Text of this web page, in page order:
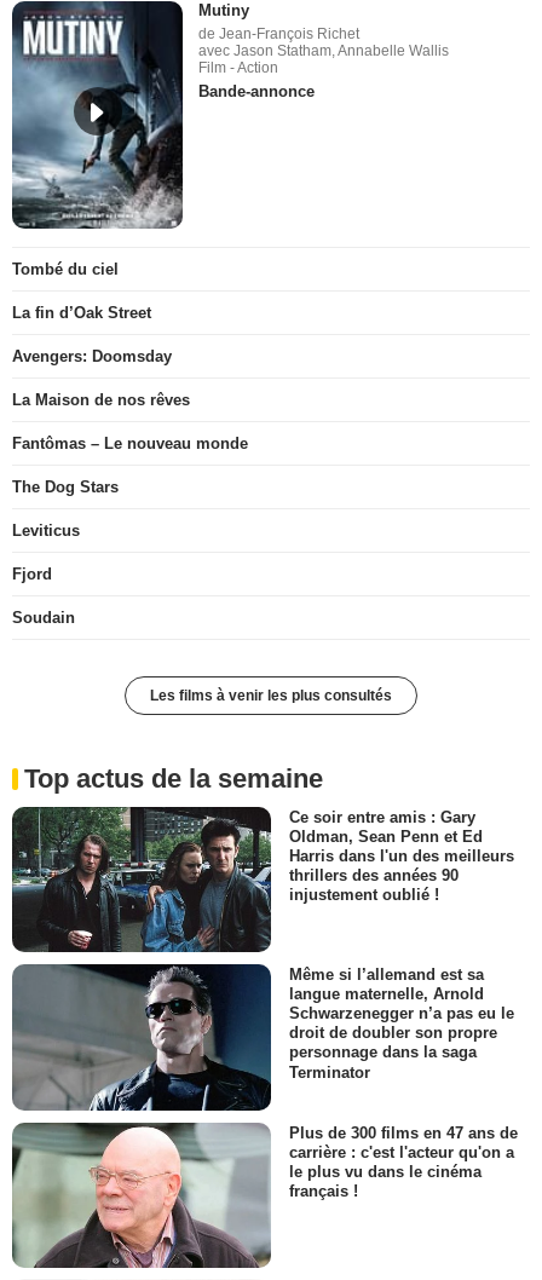
Mutiny
de Jean-François Richet
avec Jason Statham, Annabelle Wallis
Film - Action
Bande-annonce
Tombé du ciel
La fin d’Oak Street
Avengers: Doomsday
La Maison de nos rêves
Fantômas – Le nouveau monde
The Dog Stars
Leviticus
Fjord
Soudain
Les films à venir les plus consultés
Top actus de la semaine
Ce soir entre amis : Gary
Oldman, Sean Penn et Ed
Harris dans l'un des meilleurs
thrillers des années 90
injustement oublié !
Même si l’allemand est sa
langue maternelle, Arnold
Schwarzenegger n’a pas eu le
droit de doubler son propre
personnage dans la saga
Terminator
Plus de 300 films en 47 ans de
carrière : c'est l'acteur qu'on a
le plus vu dans le cinéma
français !